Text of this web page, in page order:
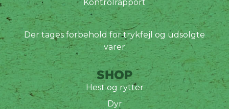
Kontrolrapport
Der tages forbehold for trykfejl og udsolgte
varer
SHOP
Hest og rytter
Dyr